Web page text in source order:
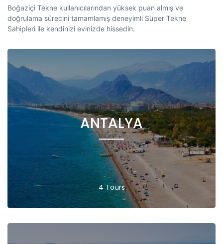
Boğaziçi Tekne kullanıcılarından yüksek puan almış ve
doğrulama sürecini tamamlamış deneyimli Süper Tekne
Sahipleri ile kendinizi evinizde hissedin.
ANTALYA
4 Tours